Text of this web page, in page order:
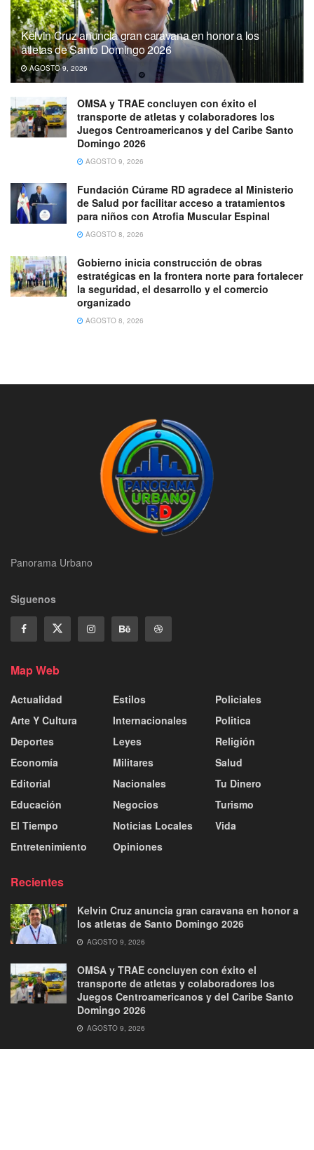
Kelvin Cruz anuncia gran caravana en honor a los
atletas de Santo Domingo 2026
AGOSTO 9, 2026
OMSA y TRAE concluyen con éxito el
transporte de atletas y colaboradores los
Juegos Centroamericanos y del Caribe Santo
Domingo 2026
AGOSTO 9, 2026
Fundación Cúrame RD agradece al Ministerio
de Salud por facilitar acceso a tratamientos
para niños con Atrofia Muscular Espinal
AGOSTO 8, 2026
Gobierno inicia construcción de obras
estratégicas en la frontera norte para fortalecer
la seguridad, el desarrollo y el comercio
organizado
AGOSTO 8, 2026
Panorama Urbano
Siguenos
Map Web
Actualidad
Arte Y Cultura
Deportes
Economía
Editorial
Educación
El Tiempo
Entretenimiento
Estilos
Internacionales
Leyes
Militares
Nacionales
Negocios
Noticias Locales
Opiniones
Policiales
Politica
Religión
Salud
Tu Dinero
Turismo
Vida
Recientes
Kelvin Cruz anuncia gran caravana en honor a
los atletas de Santo Domingo 2026
AGOSTO 9, 2026
OMSA y TRAE concluyen con éxito el
transporte de atletas y colaboradores los
Juegos Centroamericanos y del Caribe Santo
Domingo 2026
AGOSTO 9, 2026